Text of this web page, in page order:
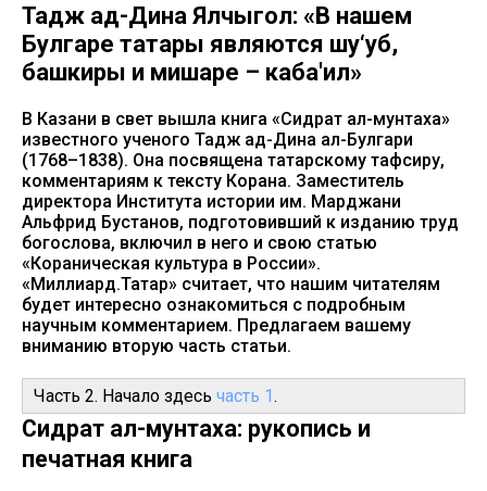
Тадж ад-Дина Ялчыгол: «В нашем
Булгаре татары являются шу‘уб,
башкиры и мишаре – каба'ил»
В Казани в свет вышла книга «Сидрат ал-мунтаха»
известного ученого Тадж ад-Дина ал-Булгари
(1768–1838). Она посвящена татарскому тафсиру,
комментариям к тексту Корана. Заместитель
директора Института истории им. Марджани
Альфрид Бустанов, подготовивший к изданию труд
богослова, включил в него и свою статью
«Кораническая культура в России».
«Миллиард.Татар» считает, что нашим читателям
будет интересно ознакомиться с подробным
научным комментарием. Предлагаем вашему
вниманию вторую часть статьи.
Часть 2. Начало здесь часть 1 .
Сидрат ал-мунтаха: рукопись и
печатная книга